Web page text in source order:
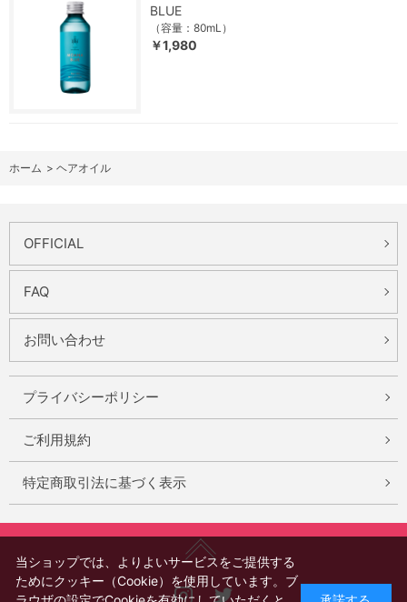
BLUE
（容量：80mL）
￥1,980
ホーム > ヘアオイル
OFFICIAL
FAQ
お問い合わせ
プライバシーポリシー
ご利用規約
特定商取引法に基づく表示
Instagram
X
当ショップでは、よりよいサービスをご提供する
ためにクッキー（Cookie）を使用しています。ブ